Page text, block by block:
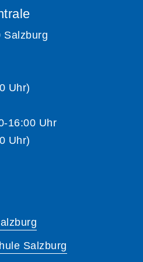
Salzburg
Uhr)
16:00 Uhr
Uhr)
Salzburg